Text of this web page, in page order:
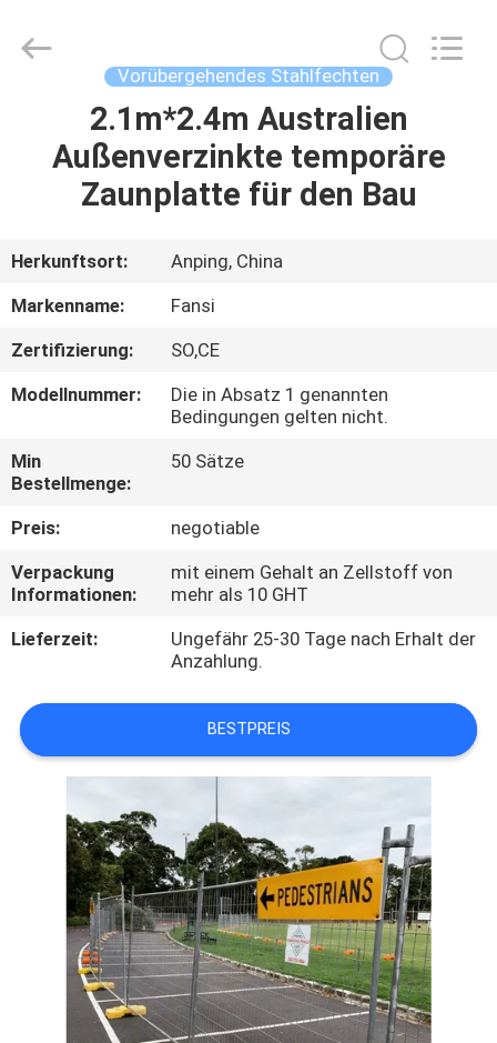
PRODUKTE
ÜBER
UNS
FABRIK-
AUSFLUG
QUALITÄTSKONTROLLE
SIE
MIT
IN
VERBINDUNG
NACHRICHTEN
FORDERN
ZITAT
Rights
Vorübergehendes Stahlfechten
2.1m*2.4m Australien
Außenverzinkte temporäre
Zaunplatte für den Bau
Herkunftsort:
Anping, China
Markenname:
Fansi
Zertifizierung:
SO,CE
Modellnummer:
Die in Absatz 1 genannten
Bedingungen gelten nicht.
Min
Bestellmenge:
50 Sätze
Preis:
negotiable
Verpackung
Informationen:
mit einem Gehalt an Zellstoff von
mehr als 10 GHT
Lieferzeit:
Ungefähr 25-30 Tage nach Erhalt der
Anzahlung.
BESTPREIS